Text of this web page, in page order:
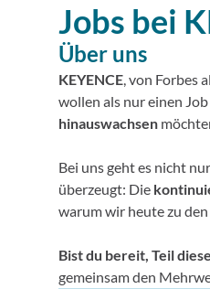
Jobs bei
Über uns
KEYENCE, von Forbes
wollen als nur einen
hinauswachsen
Bei uns geht es nicht
überzeugt: Die
warum wir heute zu den
Bist du bereit, Teil
gemeinsam den